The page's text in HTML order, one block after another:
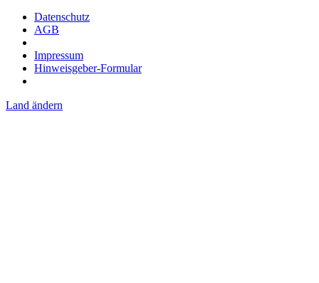
Datenschutz
AGB
Impressum
Hinweisgeber-Formular
Land ändern